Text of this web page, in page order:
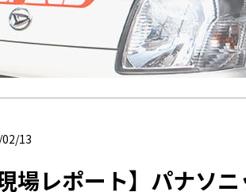
13
現場レポート】パナ